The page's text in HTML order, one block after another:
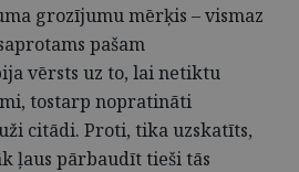
grozījumu mērķis – vismaz
pašam
vērsts uz to, lai netiktu
tostarp nopratināti
citādi. Proti, tika uzskatīts,
ļaus pārbaudīt tieši tās